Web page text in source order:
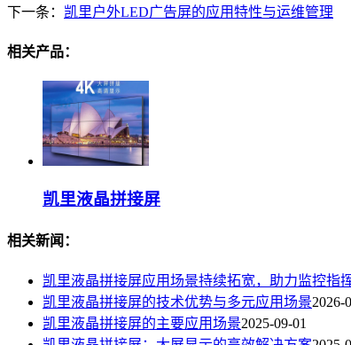
下一条： 凯里户外LED广告屏的应用特性与运维管理
相关产品：
凯里液晶拼接屏
相关新闻：
凯里液晶拼接屏应用场景持续拓宽，助力监控指
凯里液晶拼接屏的技术优势与多元应用场景2026-
凯里液晶拼接屏的主要应用场景2025-09-01